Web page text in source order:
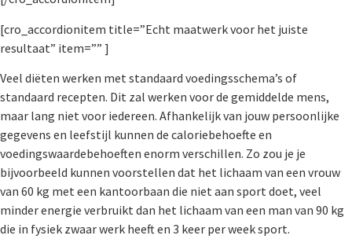
[cro_accordionitem title=”Echt maatwerk voor het juiste
resultaat” item=”” ]
Veel diëten werken met standaard voedingsschema’s of
standaard recepten. Dit zal werken voor de gemiddelde mens,
maar lang niet voor iedereen. Afhankelijk van jouw persoonlijke
gegevens en leefstijl kunnen de caloriebehoefte en
voedingswaardebehoeften enorm verschillen. Zo zou je je
bijvoorbeeld kunnen voorstellen dat het lichaam van een vrouw
van 60 kg met een kantoorbaan die niet aan sport doet, veel
minder energie verbruikt dan het lichaam van een man van 90 kg
die in fysiek zwaar werk heeft en 3 keer per week sport.